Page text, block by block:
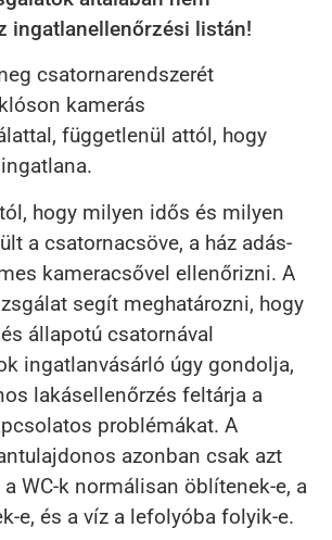
ingatlanellenőrzési listán!
csatornarendszerét
kamerás
függetlenül attól, hogy
hogy milyen idős és milyen
a csatornacsöve, a ház adás-
kameracsővel ellenőrizni. A
segít meghatározni, hogy
állapotú csatornával
ingatlanvásárló úgy gondolja,
lakásellenőrzés feltárja a
problémákat. A
azonban csak azt
WC-k normálisan öblítenek-e, a
e, és a víz a lefolyóba folyik-e.